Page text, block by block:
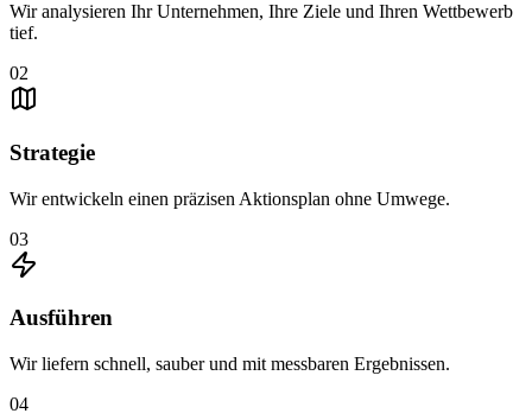
Wir analysieren Ihr Unternehmen, Ihre Ziele und Ihren Wettbewerb
tief.
02
Strategie
Wir entwickeln einen präzisen Aktionsplan ohne Umwege.
03
Ausführen
Wir liefern schnell, sauber und mit messbaren Ergebnissen.
04